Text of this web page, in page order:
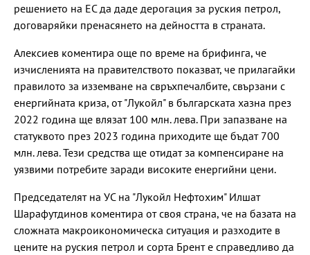
решението на ЕС да даде дерогация за руския петрол,
договаряйки пренасянето на дейността в страната.
Алексиев коментира още по време на брифинга, че
изчисленията на правителството показват, че прилагайки
правилото за изземване на свръхпечалбите, свързани с
енергийната криза, от "Лукойл" в българската хазна през
2022 година ще влязат 100 млн. лева. При запазване на
статуквото през 2023 година приходите ще бъдат 700
млн. лева. Тези средства ще отидат за компенсиране на
уязвими потребите заради високите енергийни цени.
Председателят на УС на "Лукойл Нефтохим" Илшат
Шарафутдинов коментира от своя страна, че на базата на
сложната макроикономическа ситуация и разходите в
цените на руския петрол и сорта Брент е справедливо да